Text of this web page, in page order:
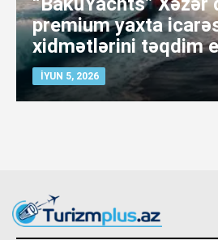
premium yaxta
xidmətlərini təqdim
İYUN 5, 2026